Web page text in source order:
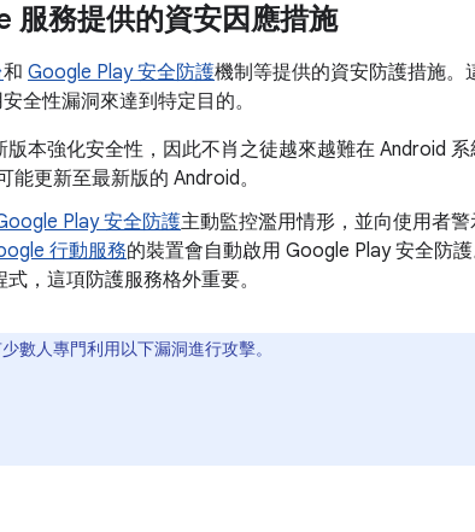
務提供的資安因應措施
和 Google Play 安全防護機制等提供的資安防護措施。
全性漏洞來達到特定目的。
本強化安全性，因此不肖之徒越來越難在 Android 系
更新至最新版的 Android。
Play 安全防護主動監控濫用情形，並向使用者警
行動服務的裝置會自動啟用 Google Play 安全防
，這項防護服務格外重要。
數人專門利用以下漏洞進行攻擊。